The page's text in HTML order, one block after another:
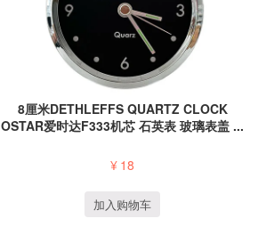
8厘米DETHLEFFS QUARTZ CLOCK
OSTAR爱时达F333机芯 石英表 玻璃表盖 ...
¥ 18
加入购物车